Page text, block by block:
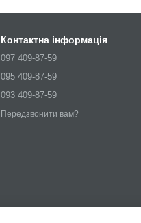
Контактна інформація
097 409-87-59
095 409-87-59
093 409-87-59
Передзвонити вам?